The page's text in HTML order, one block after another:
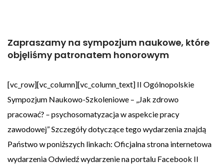
Zapraszamy na sympozjum naukowe, które
objęliśmy patronatem honorowym
[vc_row][vc_column][vc_column_text] II Ogólnopolskie
Sympozjum Naukowo-Szkoleniowe – „Jak zdrowo
pracować? – psychosomatyzacja w aspekcie pracy
zawodowej” Szczegóły dotyczące tego wydarzenia znajdą
Państwo w poniższych linkach: Oficjalna strona internetowa
wydarzenia Odwiedź wydarzenie na portalu Facebook II